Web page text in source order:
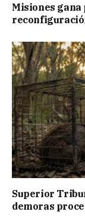
Misiones gana
Superior
demoras